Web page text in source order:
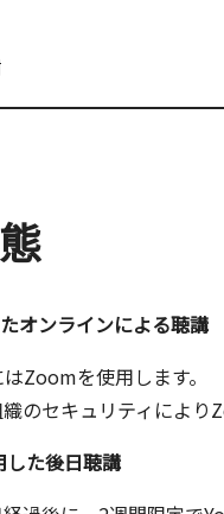
オンラインによる聴講
Zoomを使用します。
のセキュリティによ
た後日聴講